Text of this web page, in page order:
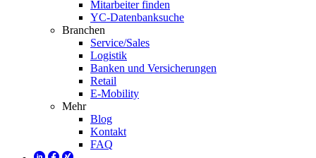
Mitarbeiter finden
YC-Datenbanksuche
Branchen
Service/Sales
Logistik
Banken und Versicherungen
Retail
E-Mobility
Mehr
Blog
Kontakt
FAQ